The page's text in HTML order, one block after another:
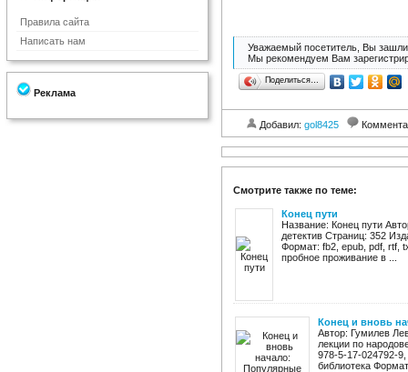
Правила сайта
Написать нам
Реклама
Уважаемый посетитель, Вы зашли
Мы рекомендуем Вам
Поделиться…
Добавил: gol8425
Смотрите также по теме:
Конец пути
Название: Конец пути
детектив Страниц: 352
Формат: fb2, epub, pdf, rtf,
пробное проживание в ...
Конец и вновь
Автор: Гумилев
лекции по
978-5-17-024792-
библиотека